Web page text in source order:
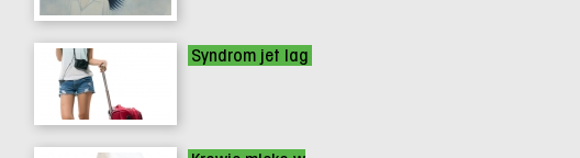
Syndrom jet lag